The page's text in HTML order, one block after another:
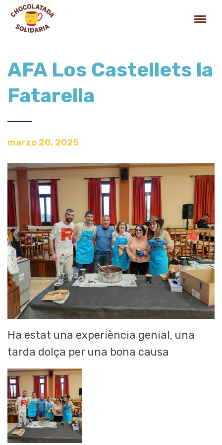
AFA Los Castellets la
Fatarella
marzo 20, 2025
Ha estat una experiència genial, una
tarda dolça per una bona causa